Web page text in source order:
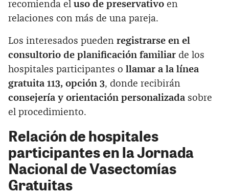
recomienda el uso de preservativo en
relaciones con más de una pareja.
Los interesados pueden registrarse en el
consultorio de planificación familiar de los
hospitales participantes o llamar a la línea
gratuita 113, opción 3, donde recibirán
consejería y orientación personalizada sobre
el procedimiento.
Relación de hospitales
participantes en la Jornada
Nacional de Vasectomías
Gratuitas